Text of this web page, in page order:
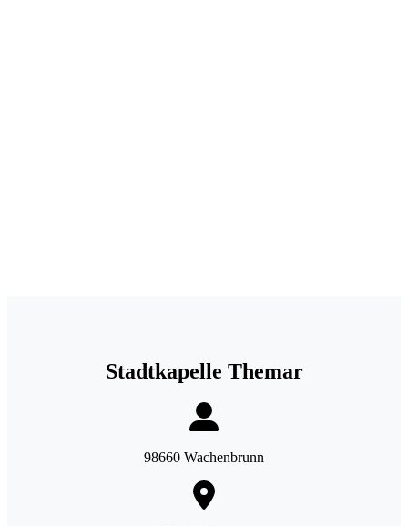
Stadtkapelle Themar
98660 Wachenbrunn